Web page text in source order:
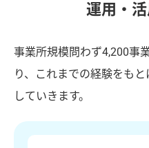
運用・
事業所規模問わず4,200事
り、
これまでの経験をも
していきます。